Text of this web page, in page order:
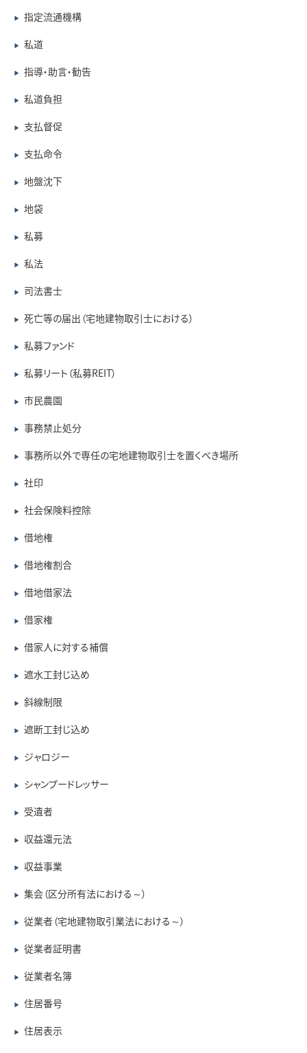
▶ 指定流通機構
▶ 私道
▶ 指導・助言・勧告
▶ 私道負担
▶ 支払督促
▶ 支払命令
▶ 地盤沈下
▶ 地袋
▶ 私募
▶ 私法
▶ 司法書士
▶ 死亡等の届出（宅地建物取引士における）
▶ 私募ファンド
▶ 私募リート（私募REIT）
▶ 市民農園
▶ 事務禁止処分
▶ 事務所以外で専任の宅地建物取引士を置くべき場所
▶ 社印
▶ 社会保険料控除
▶ 借地権
▶ 借地権割合
▶ 借地借家法
▶ 借家権
▶ 借家人に対する補償
▶ 遮水工封じ込め
▶ 斜線制限
▶ 遮断工封じ込め
▶ ジャロジー
▶ シャンプードレッサー
▶ 受遺者
▶ 収益還元法
▶ 収益事業
▶ 集会（区分所有法における～）
▶ 従業者（宅地建物取引業法における～）
▶ 従業者証明書
▶ 従業者名簿
▶ 住居番号
▶ 住居表示